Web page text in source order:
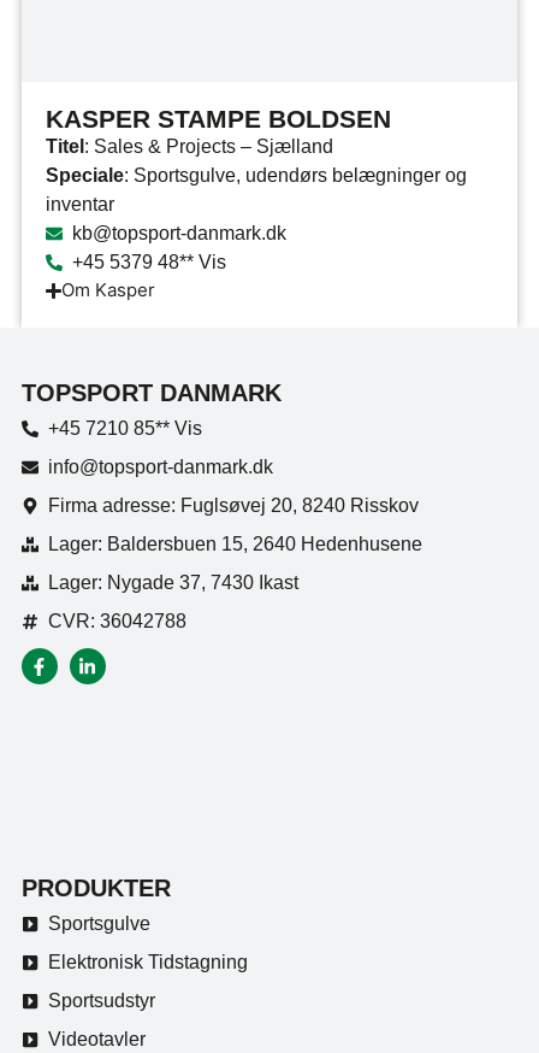
KASPER STAMPE BOLDSEN
Titel : Sales & Projects – Sjælland
Speciale: Sportsgulve, udendørs belægninger og
inventar
kb@topsport-danmark.dk
+45 5379 48** Vis
Om Kasper
TOPSPORT DANMARK
+45 7210 85** Vis
info@topsport-danmark.dk
Firma adresse: Fuglsøvej 20, 8240 Risskov
Lager: Baldersbuen 15, 2640 Hedenhusene
Lager: Nygade 37, 7430 Ikast
CVR: 36042788
PRODUKTER
Sportsgulve
Elektronisk Tidstagning
Sportsudstyr
Videotavler